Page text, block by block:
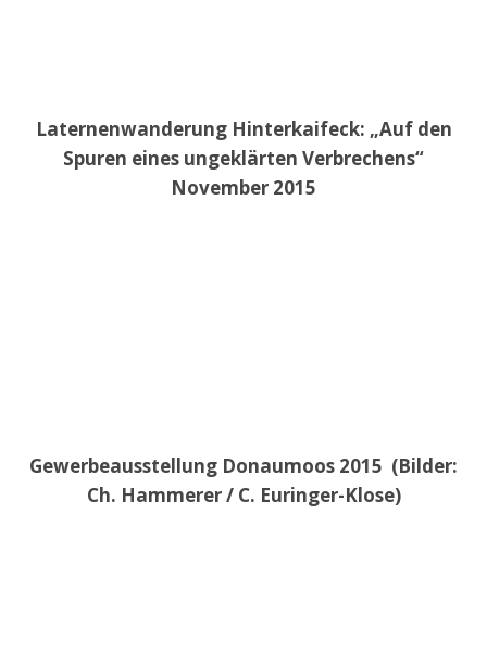
Laternenwanderung Hinterkaifeck: „Auf den
Spuren eines ungeklärten Verbrechens“
November 2015
Gewerbeausstellung Donaumoos 2015 (Bilder:
Ch. Hammerer / C. Euringer-Klose)